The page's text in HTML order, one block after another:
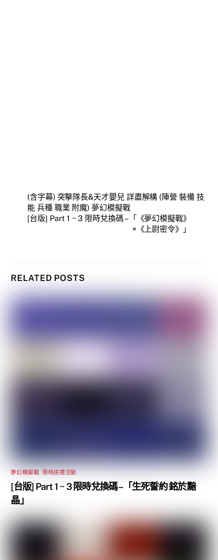
(含字幕) 突擊隊長&天才嬰兒 詳盡解構 (陣營 裝備 技
能 兵種 職業 附魔) 夢幻模擬戰
[台版] Part 1 ~ 3 限時兌換碼 –「《夢幻模擬戰》
×《上尉密令》」
RELATED POSTS
夢幻模擬戰 限時送禮活動
[台版] Part 1 ~ 3 限時兌換碼 –「生死誓約 銘於黯
晶」